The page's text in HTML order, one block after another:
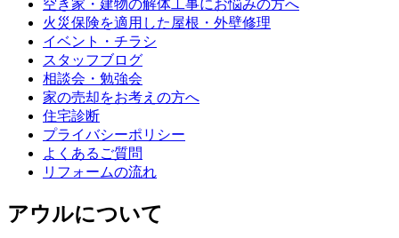
空き家・建物の解体工事にお悩みの方へ
火災保険を適用した屋根・外壁修理
イベント・チラシ
スタッフブログ
相談会・勉強会
家の売却をお考えの方へ
住宅診断
プライバシーポリシー
よくあるご質問
リフォームの流れ
アウルについて